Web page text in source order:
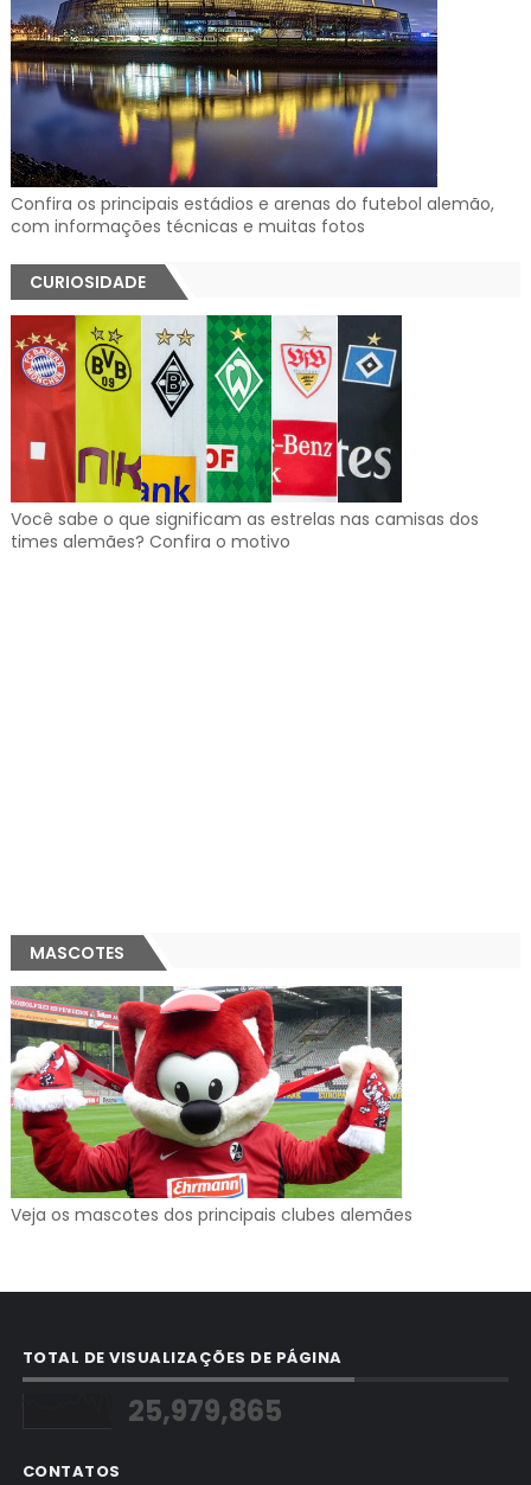
Confira os principais estádios e arenas do futebol alemão,
com informações técnicas e muitas fotos
CURIOSIDADE
Você sabe o que significam as estrelas nas camisas dos
times alemães? Confira o motivo
MASCOTES
Veja os mascotes dos principais clubes alemães
TOTAL DE VISUALIZAÇÕES DE PÁGINA
25,979,865
CONTATOS